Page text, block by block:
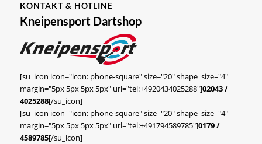
KONTAKT & HOTLINE
Kneipensport Dartshop
[su_icon icon="icon: phone-square" size="20" shape_size="4"
margin="5px 5px 5px 5px" url="tel:+4920434025288"]02043 /
4025288[/su_icon]
[su_icon icon="icon: phone-square" size="20" shape_size="4"
margin="5px 5px 5px 5px" url="tel:+491794589785"]0179 /
4589785[/su_icon]